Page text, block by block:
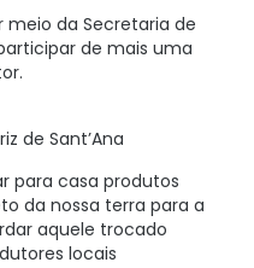
meio da Secretaria de
de mais uma
de Sant’Ana
para casa produtos
da nossa terra para a
aquele trocado
locais